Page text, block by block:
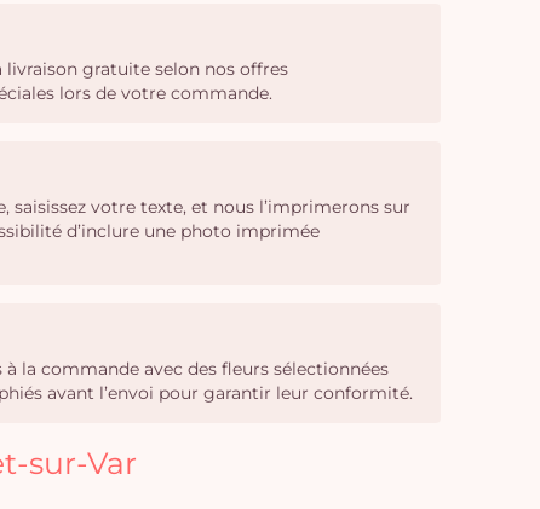
livraison gratuite selon nos offres
lors de votre commande.
votre texte, et nous l’imprimerons sur
d’inclure une photo imprimée
la commande avec des fleurs sélectionnées
avant l’envoi pour garantir leur conformité.
sur-Var